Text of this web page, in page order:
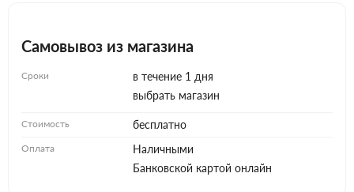
Самовывоз из магазина
Сроки
в течение 1 дня
выбрать магазин
Стоимость бесплатно
Оплата
Наличными
Банковской картой онлайн